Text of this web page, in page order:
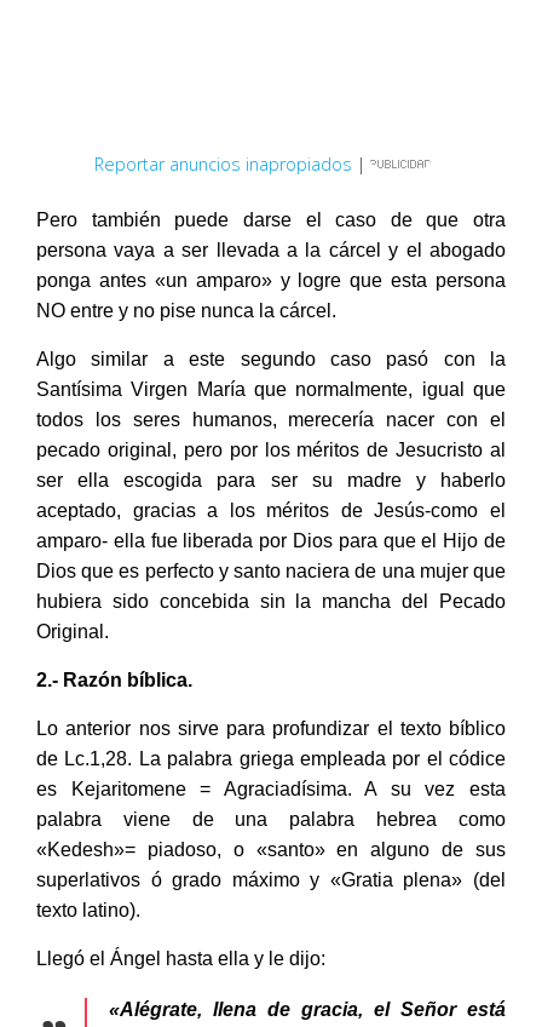
Reportar anuncios inapropiados |
Pero también puede darse el caso de que otra
persona vaya a ser llevada a la cárcel y el abogado
ponga antes «un amparo» y logre que esta persona
NO entre y no pise nunca la cárcel.
Algo similar a este segundo caso pasó con la
Santísima Virgen María que normalmente, igual que
todos los seres humanos, merecería nacer con el
pecado original, pero por los méritos de Jesucristo al
ser ella escogida para ser su madre y haberlo
aceptado, gracias a los méritos de Jesús-como el
amparo- ella fue liberada por Dios para que el Hijo de
Dios que es perfecto y santo naciera de una mujer que
hubiera sido concebida sin la mancha del Pecado
Original.
2.- Razón bíblica.
Lo anterior nos sirve para profundizar el texto bíblico
de Lc.1,28. La palabra griega empleada por el códice
es Kejaritomene = Agraciadísima. A su vez esta
palabra viene de una palabra hebrea como
«Kedesh»= piadoso, o «santo» en alguno de sus
superlativos ó grado máximo y «Gratia plena» (del
texto latino).
Llegó el Ángel hasta ella y le dijo:
«Alégrate, llena de gracia, el Señor está